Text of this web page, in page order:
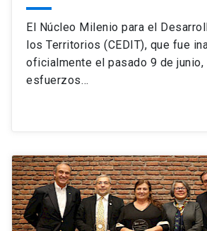
El Núcleo Milenio para el
los Territorios (CEDIT), que fue
oficialmente el pasado 9 de junio,
esfuerzos…